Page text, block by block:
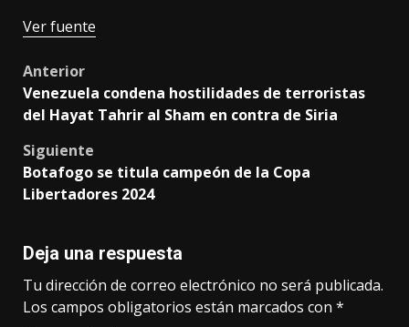
Ver fuente
Post
navigation
Anterior
Venezuela condena hostilidades de terroristas
del Hayat Tahrir al Sham en contra de Siria
Siguiente
Botafogo se titula campeón de la Copa
Libertadores 2024
Deja una respuesta
Tu dirección de correo electrónico no será publicada.
Los campos obligatorios están marcados con *